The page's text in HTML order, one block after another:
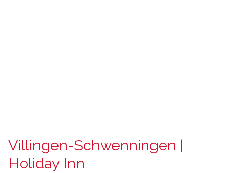
Villingen-Schwenningen |
Holiday Inn